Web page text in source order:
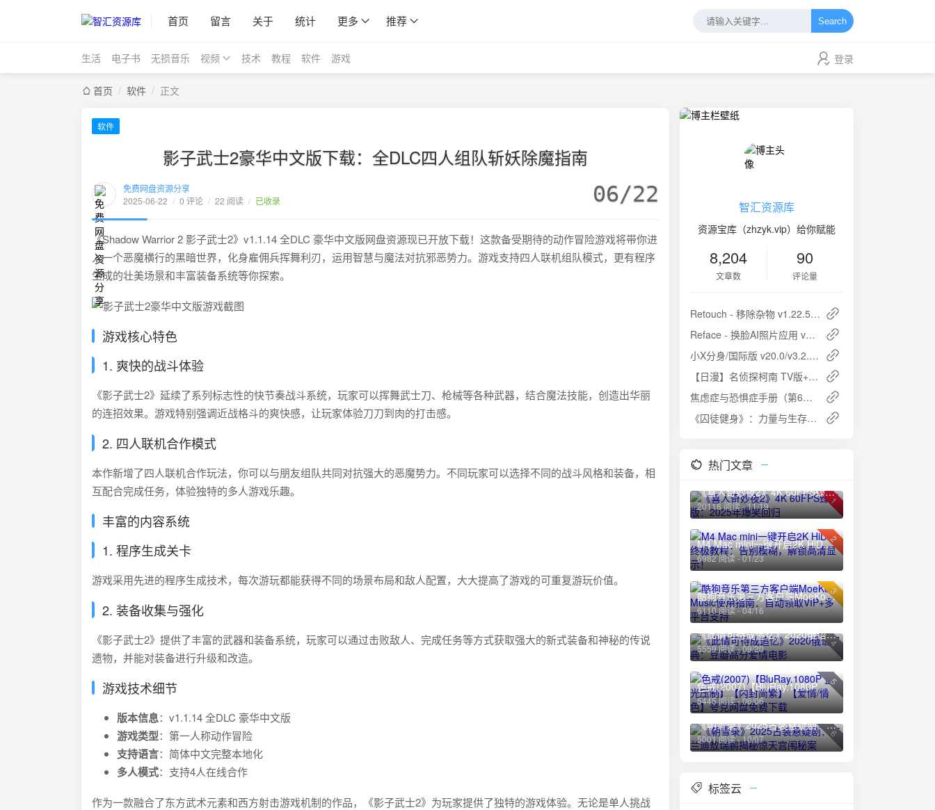
首页 留言 关于 统计 更多 推荐 Search
生活 电子书 无损音乐 视频 技术 教程 软件 游戏 登录
首页 / 软件 / 正文
软件
影子武士2豪华中文版下载：全DLC四人组队斩妖除魔指南
免费网盘资源分享
2025-06-22 / 0 评论 / 22 阅读 / 已收录 06/22
《Shadow Warrior 2 影子武士2》v1.1.14 全DLC 豪华中文版网盘资源现已开放下载！这款备受期待的动作冒险游戏将带你进
入一个恶魔横行的黑暗世界，化身雇佣兵挥舞利刃，运用智慧与魔法对抗邪恶势力。游戏支持四人联机组队模式，更有程序
生成的壮美场景和丰富装备系统等你探索。
游戏核心特色
1. 爽快的战斗体验
《影子武士2》延续了系列标志性的快节奏战斗系统，玩家可以挥舞武士刀、枪械等各种武器，结合魔法技能，创造出华丽
的连招效果。游戏特别强调近战格斗的爽快感，让玩家体验刀刀到肉的打击感。
2. 四人联机合作模式
本作新增了四人联机合作玩法，你可以与朋友组队共同对抗强大的恶魔势力。不同玩家可以选择不同的战斗风格和装备，相
互配合完成任务，体验独特的多人游戏乐趣。
丰富的内容系统
1. 程序生成关卡
游戏采用先进的程序生成技术，每次游玩都能获得不同的场景布局和敌人配置，大大提高了游戏的可重复游玩价值。
2. 装备收集与强化
《影子武士2》提供了丰富的武器和装备系统，玩家可以通过击败敌人、完成任务等方式获取强大的新式装备和神秘的传说
遗物，并能对装备进行升级和改造。
游戏技术细节
版本信息：v1.1.14 全DLC 豪华中文版
游戏类型：第一人称动作冒险
支持语言：简体中文完整本地化
多人模式：支持4人在线合作
作为一款融合了东方武术元素和西方射击游戏机制的作品，《影子武士2》为玩家提供了独特的游戏体验。无论是单人挑战
智汇资源库
资源宝库（zhzyk.vip）给你赋能
8,204
文章数
90
评论量
Retouch - 移除杂物 v1.22.55：AI智能修图神器
Reface - 换脸AI照片应用 v5.7.0：趣味换脸神器
小X分身/国际版 v20.0/v3.2.1：安卓虚拟化技术，轻松实现多开与隐私保护
【日漫】名侦探柯南 TV版+剧场版+特别篇 日语简中 1080P
焦虑症与恐惧症手册（第6版）：全球畅销心理自助指南
《囚徒健身》：力量与生存的终极指南
热门文章
1
《喜人奇妙夜2》4K 60FPS臻彩版：2025年爆笑回归
20118 阅读 - 11/19
2
M4 Mac mini一键开启2K HiDPI终极教程：告别模糊，解锁高清显示！
6982 阅读 - 01/23
3
酷狗音乐第三方客户端MoeKoe Music使用指南：自动领取VIP+多平台支持
6110 阅读 - 04/16
4
《此情可待成追忆》2020俄语经典：豆瓣高分爱情电影
5559 阅读 - 09/20
5
色戒(2007)【BluRay.1080P 蓝光压制】【内封简繁】【爱情/情色】夸克网盘免费下载
5445 阅读 - 06/06
6
《朝雪录》2025古装悬疑剧：李兰迪敖瑞鹏揭秘惊天宫闱秘案
5001 阅读 - 10/07
标签云